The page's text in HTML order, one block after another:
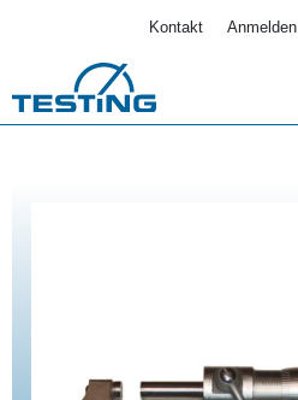
Kontakt Anmelden